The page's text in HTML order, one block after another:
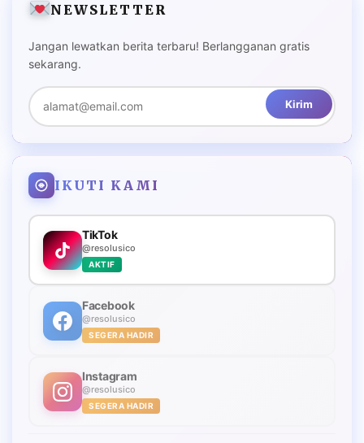
NEWSLETTER
Jangan lewatkan berita terbaru! Berlangganan gratis
sekarang.
Kirim
IKUTI KAMI
TikTok
@resolusico
AKTIF
Facebook
@resolusico
SEGERA HADIR
Instagram
@resolusico
SEGERA HADIR